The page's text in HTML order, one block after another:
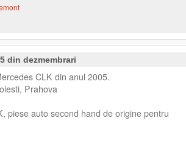
din dezmembrari
CLK din anul 2005.
Prahova
piese auto second hand de origine pentru